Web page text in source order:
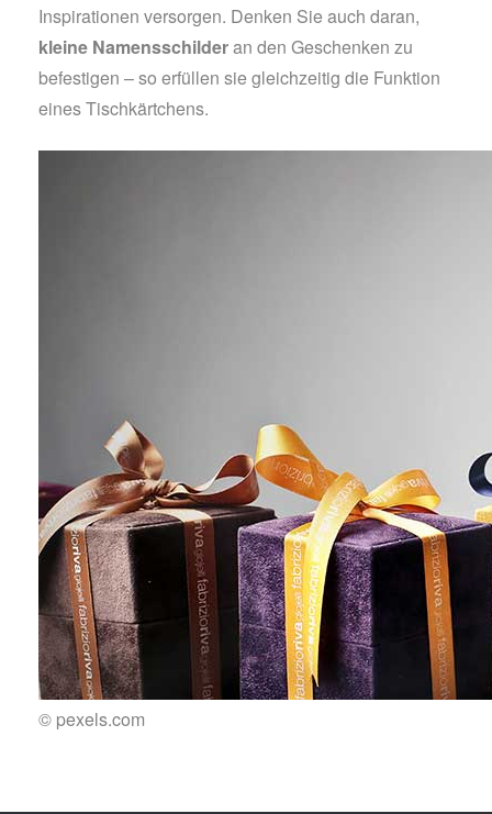
Inspirationen versorgen. Denken Sie auch daran,
kleine Namensschilderan den Geschenken zu
befestigen – so erfüllen sie gleichzeitig die Funktion
eines Tischkärtchens.
© pexels.com